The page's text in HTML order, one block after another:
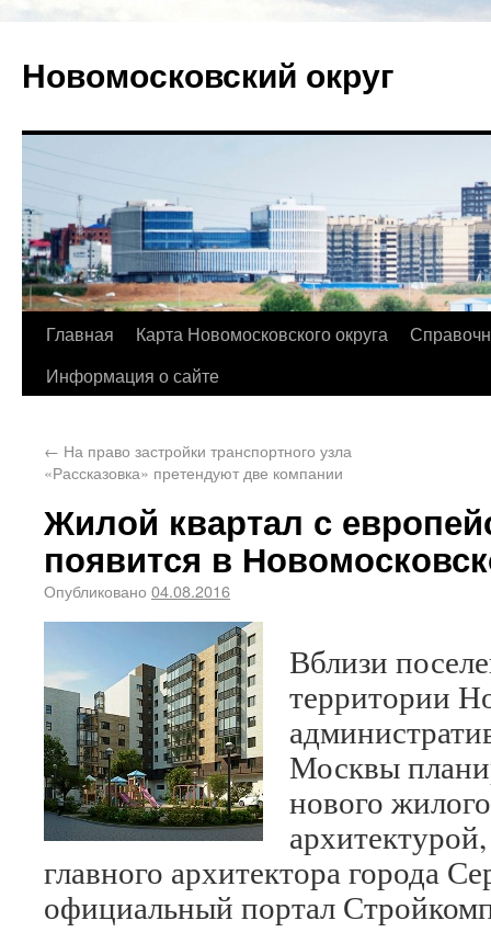
Новомосковский округ
Главная Карта Новомосковского округа
Информация о сайте
← На право застройки транспортного узла
«Рассказовка» претендуют две компании
Жилой квартал с
появится в
Опубликовано 04.08.2016
Вблизи
территории
Москвы
нового
главного архитектора города
официальный портал